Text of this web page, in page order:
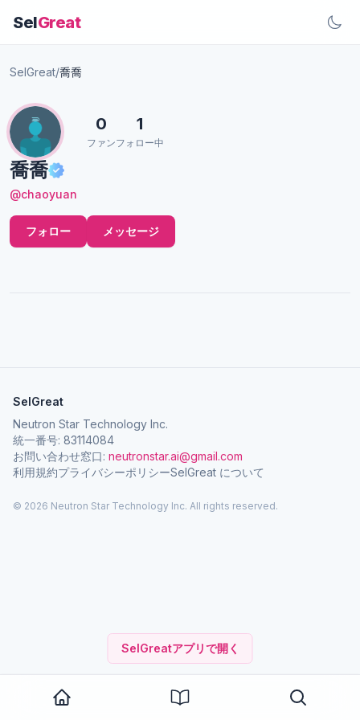
SelGreat
SelGreatアプリで開く
SelGreat/喬喬
喬喬
@chaoyuan
0
ファン
1
フォロー中
フォロー メッセージ
SelGreat
Neutron Star Technology Inc.
統一番号: 83114084
お問い合わせ窓口: neutronstar.ai@gmail.com
利用規約プライバシーポリシーSelGreat について
© 2026 Neutron Star Technology Inc. All rights reserved.